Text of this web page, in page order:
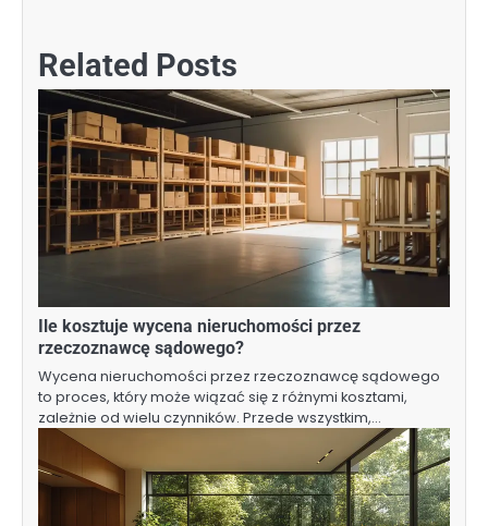
Related Posts
Ile kosztuje wycena nieruchomości przez
rzeczoznawcę sądowego?
Wycena nieruchomości przez rzeczoznawcę sądowego
to proces, który może wiązać się z różnymi kosztami,
zależnie od wielu czynników. Przede wszystkim,…